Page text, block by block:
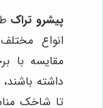
پیشرو تراک
انواع
مقایسه با
داشته باشند،
تا شاخک